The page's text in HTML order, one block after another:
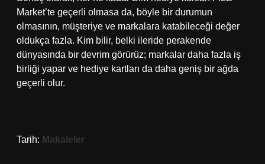
Market’te geçerli olmasa da, böyle bir durumun
olmasının, müşteriye ve markalara katabileceği değer
oldukça fazla. Kim bilir, belki ileride perakende
dünyasında bir devrim görürüz; markalar daha fazla iş
birliği yapar ve hediye kartları da daha geniş bir ağda
geçerli olur.
Tarih: Makaleler